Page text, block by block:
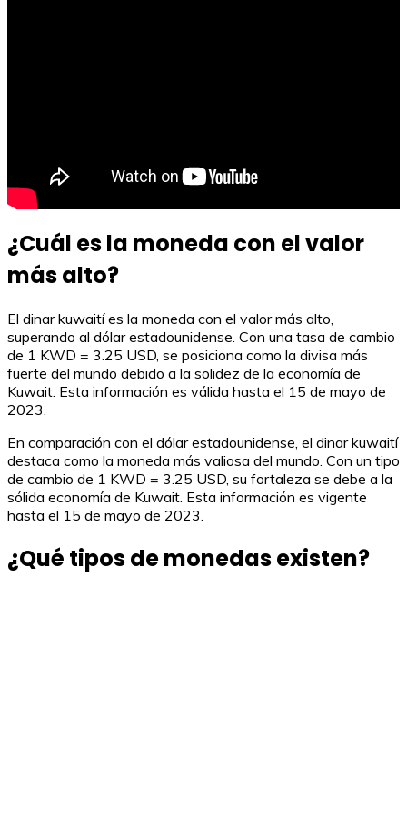
¿Cuál es la moneda con el valor
más alto?
El dinar kuwaití es la moneda con el valor más alto,
superando al dólar estadounidense. Con una tasa de cambio
de 1 KWD = 3.25 USD, se posiciona como la divisa más
fuerte del mundo debido a la solidez de la economía de
Kuwait. Esta información es válida hasta el 15 de mayo de
2023.
En comparación con el dólar estadounidense, el dinar kuwaití
destaca como la moneda más valiosa del mundo. Con un tipo
de cambio de 1 KWD = 3.25 USD, su fortaleza se debe a la
sólida economía de Kuwait. Esta información es vigente
hasta el 15 de mayo de 2023.
¿Qué tipos de monedas existen?